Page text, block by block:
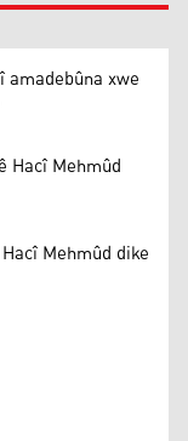
xwe
Hacî Mehmûd
Mehmûd dike